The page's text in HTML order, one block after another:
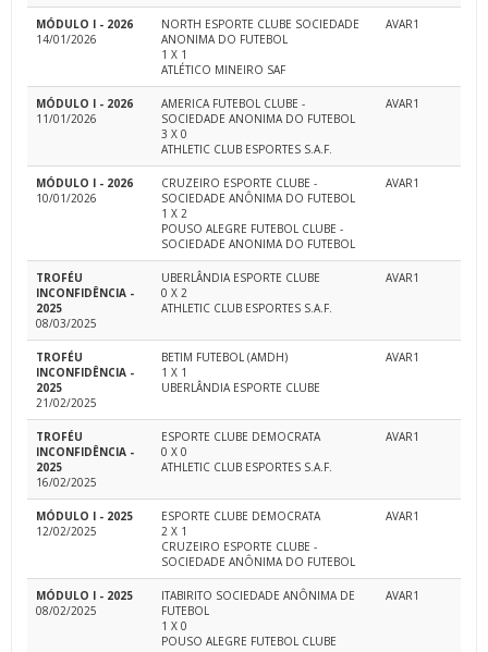
MÓDULO I - 2026
14/01/2026
NORTH ESPORTE CLUBE SOCIEDADE
ANONIMA DO FUTEBOL
1 X 1
ATLÉTICO MINEIRO SAF
AVAR1
MÓDULO I - 2026
11/01/2026
AMERICA FUTEBOL CLUBE -
SOCIEDADE ANONIMA DO FUTEBOL
3 X 0
ATHLETIC CLUB ESPORTES S.A.F.
AVAR1
MÓDULO I - 2026
10/01/2026
CRUZEIRO ESPORTE CLUBE -
SOCIEDADE ANÔNIMA DO FUTEBOL
1 X 2
POUSO ALEGRE FUTEBOL CLUBE -
SOCIEDADE ANONIMA DO FUTEBOL
AVAR1
TROFÉU
INCONFIDÊNCIA -
2025
08/03/2025
UBERLÂNDIA ESPORTE CLUBE
0 X 2
ATHLETIC CLUB ESPORTES S.A.F.
AVAR1
TROFÉU
INCONFIDÊNCIA -
2025
21/02/2025
BETIM FUTEBOL (AMDH)
1 X 1
UBERLÂNDIA ESPORTE CLUBE
AVAR1
TROFÉU
INCONFIDÊNCIA -
2025
16/02/2025
ESPORTE CLUBE DEMOCRATA
0 X 0
ATHLETIC CLUB ESPORTES S.A.F.
AVAR1
MÓDULO I - 2025
12/02/2025
ESPORTE CLUBE DEMOCRATA
2 X 1
CRUZEIRO ESPORTE CLUBE -
SOCIEDADE ANÔNIMA DO FUTEBOL
AVAR1
MÓDULO I - 2025
08/02/2025
ITABIRITO SOCIEDADE ANÔNIMA DE
FUTEBOL
1 X 0
POUSO ALEGRE FUTEBOL CLUBE
AVAR1